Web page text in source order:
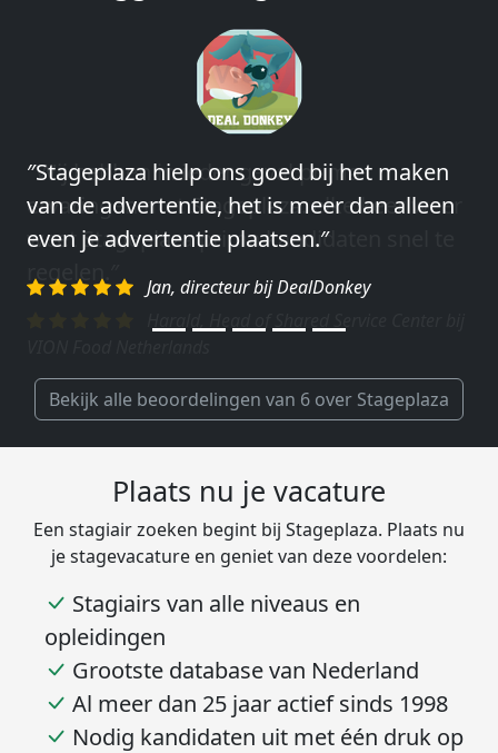
″Wij hebben in ieder geval prima
ervaringen met Stageplaza: elke keer weer
weet Stageplaza prima kandidaten snel te
regelen.″
Bekijk alle beoordelingen van 6 over Stageplaza
Plaats nu je vacature
Een stagiair zoeken begint bij Stageplaza. Plaats nu
je stagevacature en geniet van deze voordelen:
Stagiairs van alle niveaus en
opleidingen
Grootste database van Nederland
Al meer dan 25 jaar actief sinds 1998
Nodig kandidaten uit met één druk op